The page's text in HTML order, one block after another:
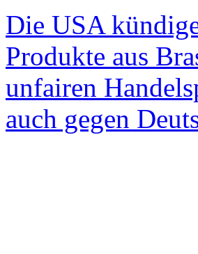
Die USA
Produkte aus
unfairen
auch gegen